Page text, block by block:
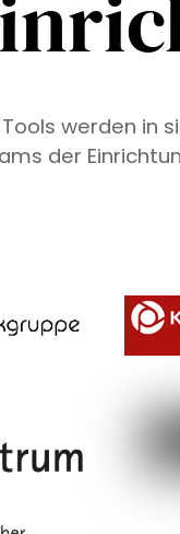
werden in
der